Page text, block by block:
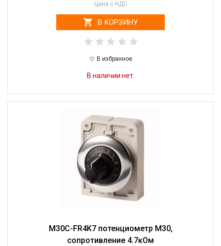
Цена с НДС
В КОРЗИНУ
В избранное
В наличии нет.
M30C-FR4K7 потенциометр M30,
сопротивление 4.7кОм